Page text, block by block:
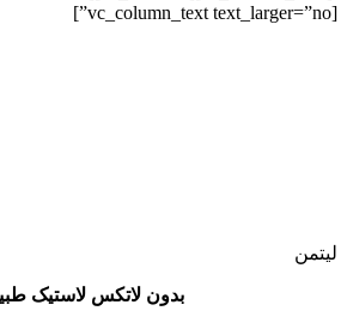
[vc_column_text text_larger=”no”]
لیتمن
بدون لاتکس لاستیک